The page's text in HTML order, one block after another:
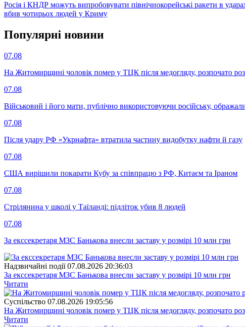
Росія і КНДР можуть випробовувати північнокорейські ракети в
вбив чотирьох людей у Криму
Популярнi новини
07.08
На Житомирщині чоловік помер у ТЦК після медогляду, розпочато
07.08
Військовий і його мати, публічно використовуючи російську,
07.08
Після удару РФ «Укрнафта» втратила частину видобутку нафти й газу
07.08
США вирішили покарати Кубу за співпрацю з РФ, Китаєм та Іраном
07.08
Стрілянина у школі у Таїланді: підліток убив 8 людей
07.08
За екссекретаря МЗС Банькова внесли заставу у розмірі 10 млн грн
Надзвичайні події 07.08.2026 20:36:03
За екссекретаря МЗС Банькова внесли заставу у розмірі 10 млн грн
Читати
Суспiльство 07.08.2026 19:05:56
На Житомирщині чоловік помер у ТЦК після медогляду, розпочато
Читати